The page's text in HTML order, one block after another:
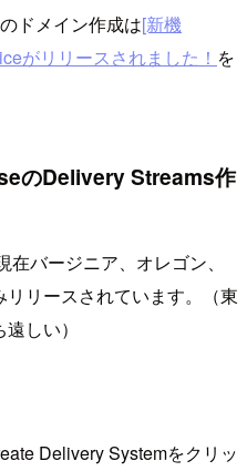
ドメイン作成は[新機
がリリースされました！ を
のDelivery Streams作
バージニア、オレゴン、
リースされています。（東
しい）
Delivery Systemをクリッ